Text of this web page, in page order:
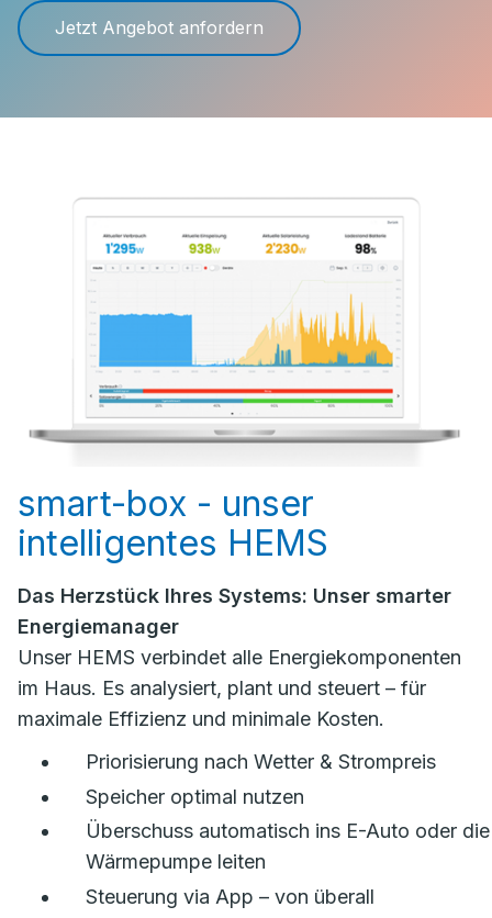
Jetzt Angebot anfordern
smart-box - unser
intelligentes HEMS
Das Herzstück Ihres Systems: Unser smarter
Energiemanager
Unser HEMS verbindet alle Energiekomponenten
im Haus. Es analysiert, plant und steuert – für
maximale Effizienz und minimale Kosten.
Priorisierung nach Wetter & Strompreis
Speicher optimal nutzen
Überschuss automatisch ins E-Auto oder die
Wärmepumpe leiten
Steuerung via App – von überall